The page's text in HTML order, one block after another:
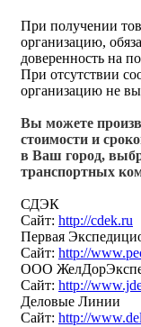
При получении
организацию,
доверенность на
При отсутствии
организацию не
Вы можете
стоимости и
в Ваш город,
транспортных
СДЭК
Сайт: http://cdek.ru
Первая
Сайт: http://
ООО
Сайт: http://
Деловые Линии
Сайт: http://